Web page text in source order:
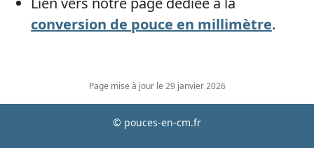
conversion de pouce en millimètre.
Page mise à jour le 29 janvier 2026
© pouces-en-cm.fr